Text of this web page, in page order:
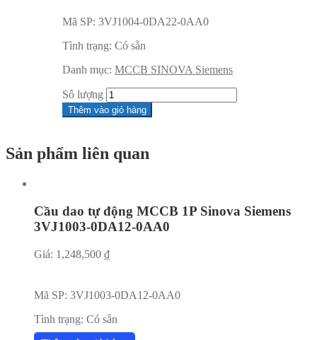
Mã SP: 3VJ1004-0DA22-0AA0
Tình trạng: Có sẵn
Danh mục: MCCB SINOVA Siemens
Sô lượng
Thêm vào giỏ hàng
Sản phẩm liên quan
Cầu dao tự động MCCB 1P Sinova Siemens
3VJ1003-0DA12-0AA0
Giá: 1,248,500 ₫
Mã SP: 3VJ1003-0DA12-0AA0
Tình trạng: Có sẵn